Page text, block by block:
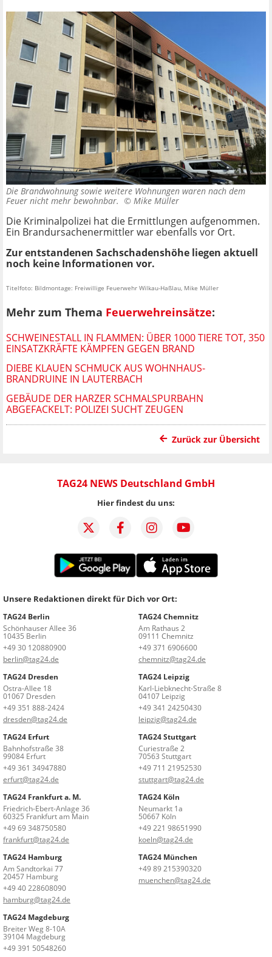
Die Brandwohnung sowie weitere Wohnungen waren nach dem
Feuer nicht mehr bewohnbar. © Mike Müller
Die Kriminalpolizei hat die Ermittlungen aufgenommen.
Ein Brandursachenermittler war ebenfalls vor Ort.
Zur entstandenen Sachschadenshöhe liegen aktuell
noch keine Informationen vor.
Titelfoto: Bildmontage: Freiwillige Feuerwehr Wilkau-Haßlau, Mike Müller
Mehr zum Thema Feuerwehreinsätze:
SCHWEINESTALL IN FLAMMEN: ÜBER 1000 TIERE TOT, 350
EINSATZKRÄFTE KÄMPFEN GEGEN BRAND
DIEBE KLAUEN SCHMUCK AUS WOHNHAUS-
BRANDRUINE IN LAUTERBACH
GEBÄUDE DER HARZER SCHMALSPURBAHN
ABGEFACKELT: POLIZEI SUCHT ZEUGEN
Zurück zur Übersicht
TAG24 NEWS Deutschland GmbH
Hier findest du uns:
Unsere Redaktionen direkt für Dich vor Ort:
TAG24 Berlin
Schönhauser Allee 36
10435 Berlin
+49 30 120880900
berlin@tag24.de
TAG24 Chemnitz
Am Rathaus 2
09111 Chemnitz
+49 371 6906600
chemnitz@tag24.de
TAG24 Dresden
Ostra-Allee 18
01067 Dresden
+49 351 888-2424
dresden@tag24.de
TAG24 Leipzig
Karl-Liebknecht-Straße 8
04107 Leipzig
+49 341 24250430
leipzig@tag24.de
TAG24 Erfurt
Bahnhofstraße 38
99084 Erfurt
+49 361 34947880
erfurt@tag24.de
TAG24 Stuttgart
Curiestraße 2
70563 Stuttgart
+49 711 21952530
stuttgart@tag24.de
TAG24 Frankfurt a. M.
Friedrich-Ebert-Anlage 36
60325 Frankfurt am Main
+49 69 348750580
frankfurt@tag24.de
TAG24 Köln
Neumarkt 1a
50667 Köln
+49 221 98651990
koeln@tag24.de
TAG24 Hamburg
Am Sandtorkai 77
20457 Hamburg
+49 40 228608090
hamburg@tag24.de
TAG24 München
+49 89 215390320
muenchen@tag24.de
TAG24 Magdeburg
Breiter Weg 8-10A
39104 Magdeburg
+49 391 50548260